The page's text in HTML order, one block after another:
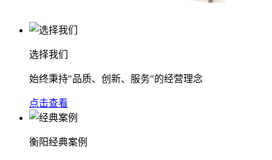
选择我们
始终秉持"品质、创新、服务"的经营理念
点击查看
衡阳经典案例